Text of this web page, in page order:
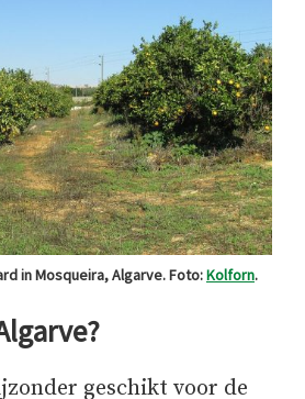
in Mosqueira, Algarve. Foto:Kolforn.
geschikt voor de